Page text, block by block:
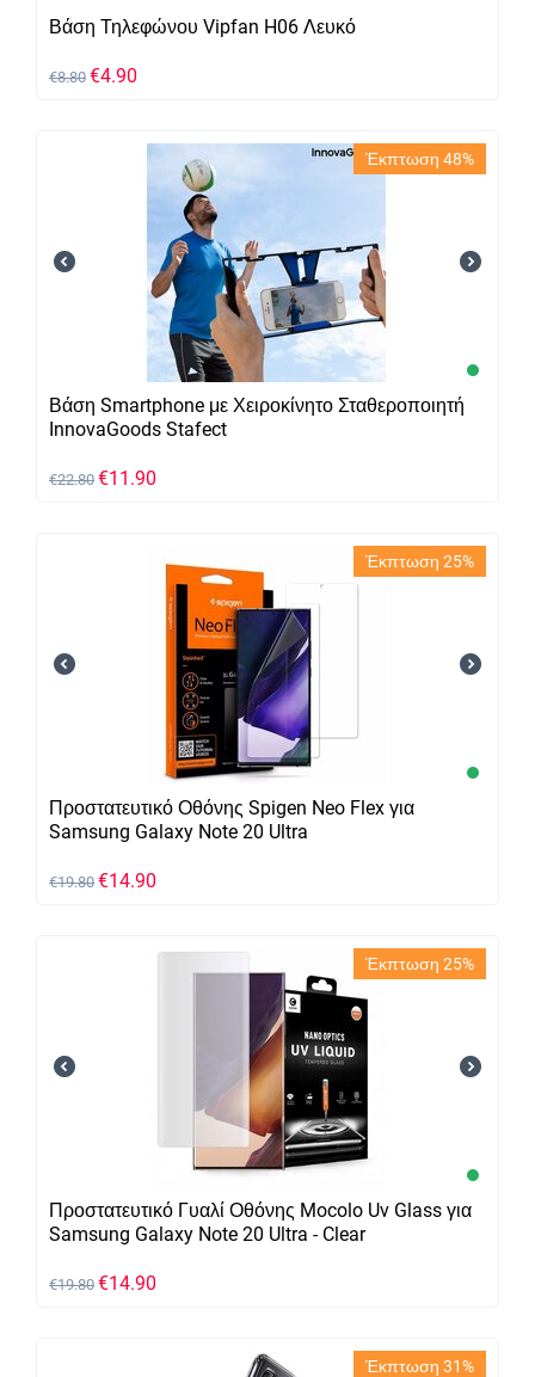
Βάση Τηλεφώνου Vipfan H06 Λευκό
€8.80 €4.90
Έκπτωση 48%
Βάση Smartphone με Χειροκίνητο Σταθεροποιητή
InnovaGoods Stafect
€22.80 €11.90
Έκπτωση 25%
Προστατευτικό Οθόνης Spigen Neo Flex για
Samsung Galaxy Note 20 Ultra
€19.80 €14.90
Έκπτωση 25%
Προστατευτικό Γυαλί Οθόνης Mocolo Uv Glass για
Samsung Galaxy Note 20 Ultra - Clear
€19.80 €14.90
Έκπτωση 31%